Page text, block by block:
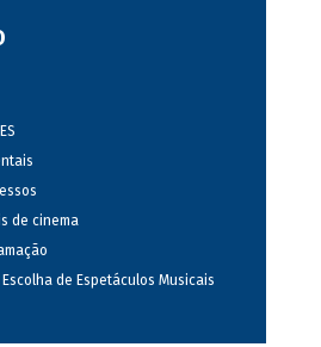
de cinema
de Espetáculos Musicais